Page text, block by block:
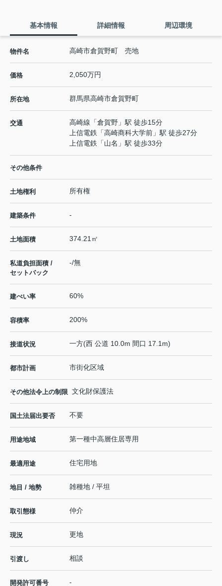
基本情報 詳細情報 周辺環境
物件名 高崎市倉賀野町 売地
価格 2,050万円
所在地 群馬県高崎市倉賀野町
交通 高崎線 「倉賀野 」駅 徒歩15分
上信電鉄 「高崎商科大学前 」駅 徒歩27分
上信電鉄 「山名 」駅 徒歩33分
その他条件
土地権利 所有権
建築条件 -
土地面積 374.21㎡
私道負担面積 /
セットバック
-/無
建ぺい率 60%
容積率 200%
接道状況 一方(西 公道 10.0m 間口 17.1m)
都市計画 市街化区域
その他法令上の制限 文化財保護法
国土法届出要否 不要
用途地域 第一種中高層住居専用
最適用途 住宅用地
地目 / 地勢 雑種地 / 平坦
取引態様 仲介
現況 更地
引渡し 相談
開発許可番号 -